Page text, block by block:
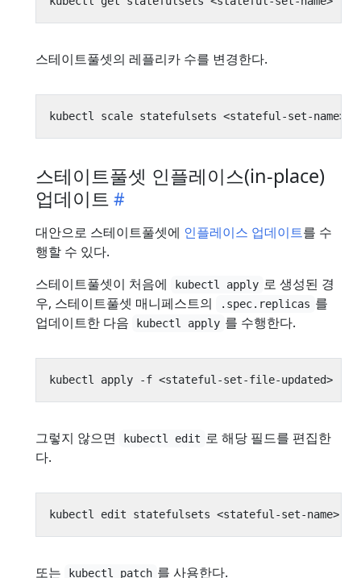
스테이트풀셋의 레플리카 수를 변경한다.
kubectl scale statefulsets <stateful-set-name>
스테이트풀셋 인플레이스(in-place)
업데이트
대안으로 스테이트풀셋에 인플레이스 업데이트를 수
행할 수 있다.
스테이트풀셋이 처음에
kubectl apply 로 생성된 경
우, 스테이트풀셋 매니페스트의
.spec.replicas 를
업데이트한 다음
kubectl apply 를 수행한다.
그렇지 않으면 kubectl edit 로 해당 필드를 편집한
다.
또는 kubectl patch 를 사용한다.